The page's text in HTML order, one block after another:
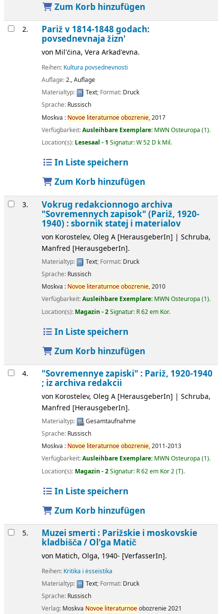
Zum Korb hinzufügen
2. Pariž v 1814-1848 godach:
povsednevnaja žizn'
von Mil'čina, Vera Arkad'evna.
Reihen: Kultura povsednevnosti
Auflage:2., Auflage
Materialtyp:
Text; Format: Druck
Sprache: Russisch
Moskva : Novoe literaturnoeobozrenie,2017
Verfügbarkeit:Ausleihbare Exemplare: MWN Osteuropa (1).
Location(s): Lesesaal - 1 Signatur:W 52 D k Mil.
In Liste speichern
Zum Korb hinzufügen
3. Vokrug redakcionnogo archiva
"Sovremennych zapisok" (Pariž, 1920-
1940) : sbornik statej i materialov
von Korostelev, Oleg A[HerausgeberIn] | Schruba,
Manfred [HerausgeberIn].
Materialtyp: Text; Format: Druck
Sprache: Russisch
Moskva : Novoe literaturnoeobozrenie,2010
Verfügbarkeit:Ausleihbare Exemplare: MWN Osteuropa (1).
Location(s): Magazin - 2Signatur: R 62 em Kor.
In Liste speichern
Zum Korb hinzufügen
4. "Sovremennye zapiski" : Pariž, 1920-1940
; iz archiva redakcii
von Korostelev, Oleg A[HerausgeberIn] | Schruba,
Manfred [HerausgeberIn].
Materialtyp:
Gesamtaufnahme
Sprache: Russisch
Moskva : Novoe literaturnoeobozrenie,2011-2013
Verfügbarkeit:Ausleihbare Exemplare: MWN Osteuropa (1).
Location(s): Magazin - 2Signatur: R 62 em Kor 2 (T).
In Liste speichern
Zum Korb hinzufügen
5. Muzei smerti : Parižskie i moskovskie
kladbišča / Ol'ga Matič
von Matich, Olga, 1940- [VerfasserIn].
Reihen: Kritika i ėsseistika
Materialtyp:
Text; Format: Druck
Sprache: Russisch
Verlag: Moskva Novoe literaturnoeobozrenie2021